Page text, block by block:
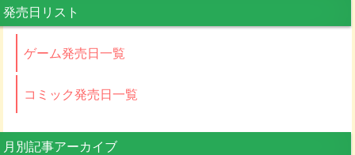
発売日リスト
ゲーム発売日一覧
コミック発売日一覧
月別記事アーカイブ